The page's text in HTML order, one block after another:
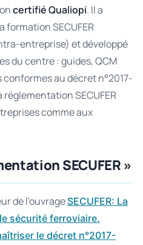
certifié Qualiopi. Il a
SECUFER
entreprise) et développé
du centre : guides, QCM
au décret n°2017-
SECUFER
comme aux
SECUFER »
de l'ouvrage SECUFER: La
sécurité ferroviaire.
le décret n°2017-